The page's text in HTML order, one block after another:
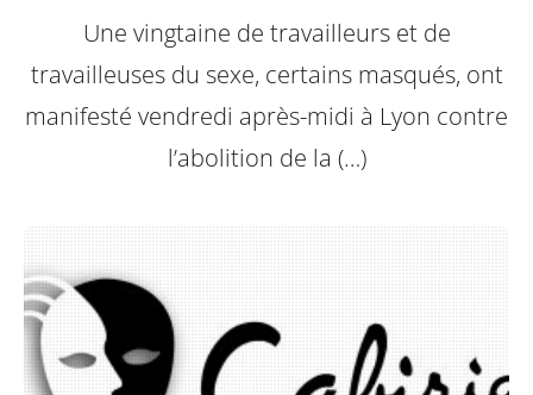
Une vingtaine de travailleurs et de
travailleuses du sexe, certains masqués, ont
manifesté vendredi après-midi à Lyon contre
l’abolition de la (…)